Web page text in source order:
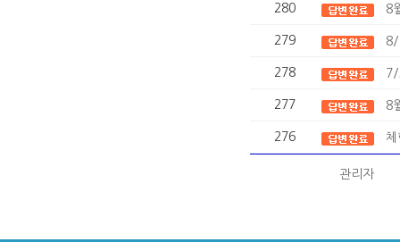
280 8
279 8/
278 7/
277 8
276 체
관리자